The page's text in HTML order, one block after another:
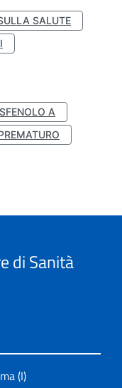
SALUTE
A
di Sanità
(I)